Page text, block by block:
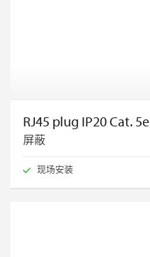
RJ45 plug IP20 Cat. 5e
屏蔽
现场安装